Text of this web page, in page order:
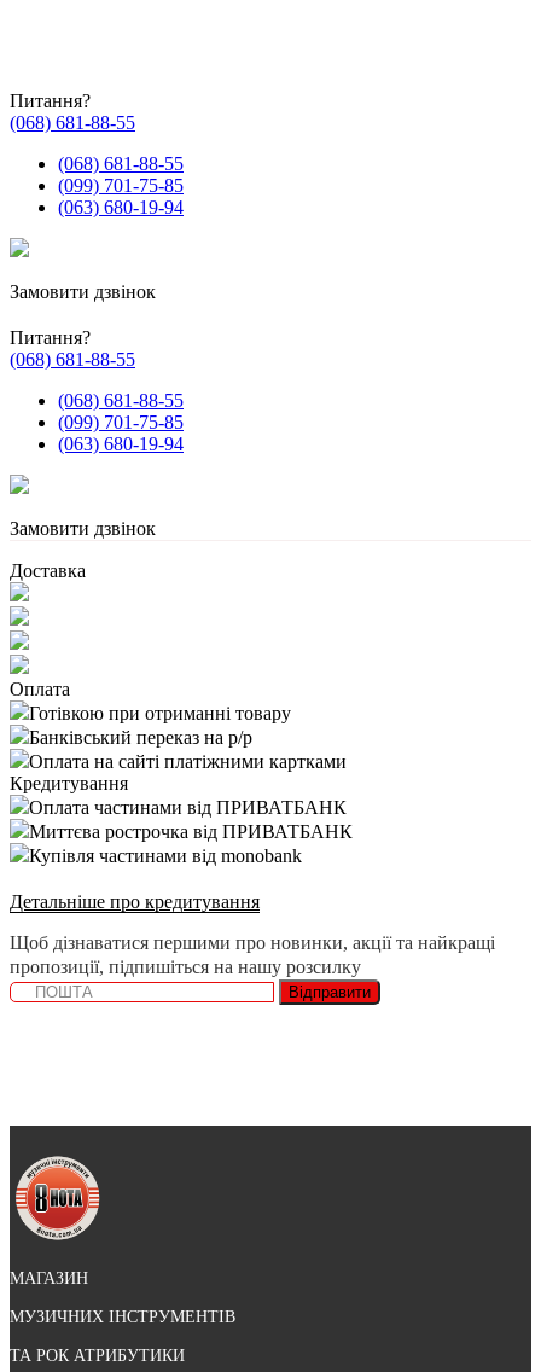
Питання?
(068) 681-88-55
(068) 681-88-55
(099) 701-75-85
(063) 680-19-94
Замовити дзвінок
Питання?
(068) 681-88-55
(068) 681-88-55
(099) 701-75-85
(063) 680-19-94
Замовити дзвінок
Доставка
Оплата
Готівкою при отриманні товару
Банківський переказ на р/р
Оплата на сайті платіжними картками
Кредитування
Оплата частинами від ПРИВАТБАНК
Миттєва рострочка від ПРИВАТБАНК
Купівля частинами від monobank
Детальніше про кредитування
Щоб дізнаватися першими про новинки, акції та найкращі
пропозиції, підпишіться на нашу розсилку
Відправити
МАГАЗИН
МУЗИЧНИХ ІНСТРУМЕНТІВ
ТА РОК АТРИБУТИКИ